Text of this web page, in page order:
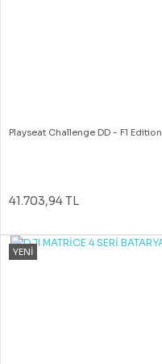
Playseat Challenge DD - F1 Edition
41.703,94 TL
YENİ